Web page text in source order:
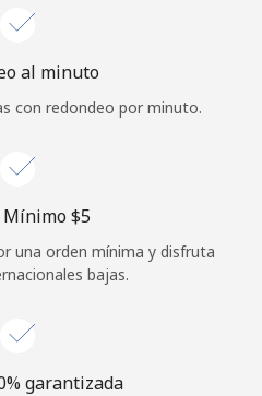
¿Olvidaste tu contraseña? →
con
al minuto
con redondeo por minuto.
⁦$5⁩
una orden mínima y disfruta
bajas.
garantizada